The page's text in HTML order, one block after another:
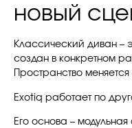
новый
Классический диван –
создан в конкретном
Пространство
Exotiq работает по
Его основа –